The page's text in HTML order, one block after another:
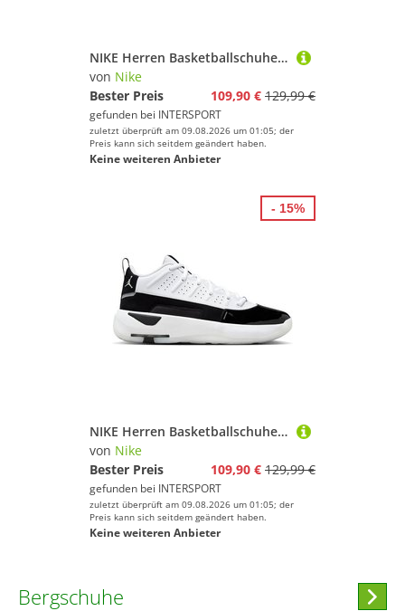
NIKE Herren Basketballschuhe Jordan Max Aura 7 Men's Shoes
von Nike
Bester Preis
109,90 € 129,99 €
gefunden bei INTERSPORT
zuletzt überprüft am 09.08.2026 um 01:05; der
Preis kann sich seitdem geändert haben.
Keine weiteren Anbieter
NIKE Herren Basketballschuhe Jordan Max Aura 7 Men's Shoes
von Nike
Bester Preis
109,90 € 129,99 €
gefunden bei INTERSPORT
zuletzt überprüft am 09.08.2026 um 01:05; der
Preis kann sich seitdem geändert haben.
Keine weiteren Anbieter
- 15%
Bergschuhe